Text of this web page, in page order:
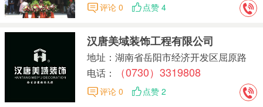
评论 0 点赞 4
汉唐美域装饰工程有限公司
地址：湖南省岳阳市经济开发区屈原路
146号
电话： （0730）3319808
评论 0 点赞 2